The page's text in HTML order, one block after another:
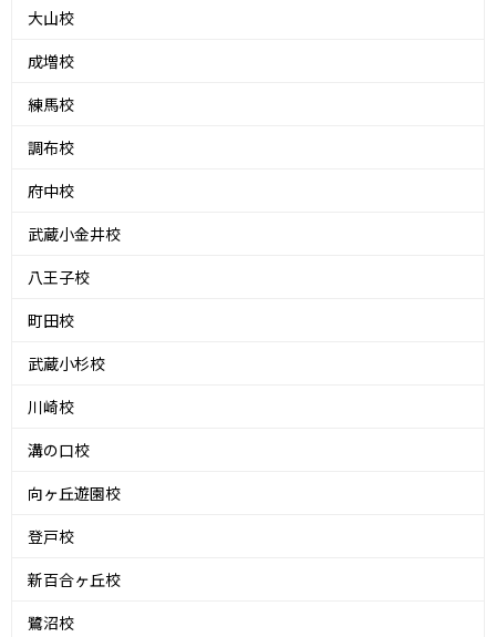
大山校
成増校
練馬校
調布校
府中校
武蔵小金井校
八王子校
町田校
武蔵小杉校
川崎校
溝の口校
向ヶ丘遊園校
登戸校
新百合ヶ丘校
鷺沼校